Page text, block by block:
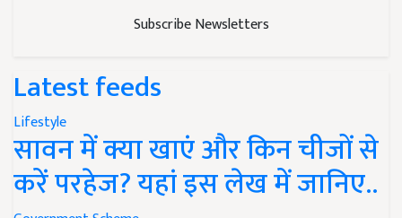
Subscribe Newsletters
Latest feeds
Lifestyle
सावन में क्या खाएं और किन चीजों से
करें परहेज? यहां इस लेख में जानिए..